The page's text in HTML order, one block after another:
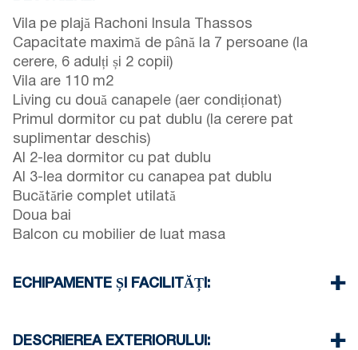
Vila pe plajă Rachoni Insula Thassos
Capacitate maximă de până la 7 persoane (la
cerere, 6 adulți și 2 copii)
Vila are 110 m2
Living cu două canapele (aer condiționat)
Primul dormitor cu pat dublu (la cerere pat
suplimentar deschis)
Al 2-lea dormitor cu pat dublu
Al 3-lea dormitor cu canapea pat dublu
Bucătărie complet utilată
Doua bai
Balcon cu mobilier de luat masa
ECHIPAMENTE ȘI FACILITĂȚI:
Două aparate de aer condiționat (unul sus și unul
DESCRIEREA EXTERIORULUI: